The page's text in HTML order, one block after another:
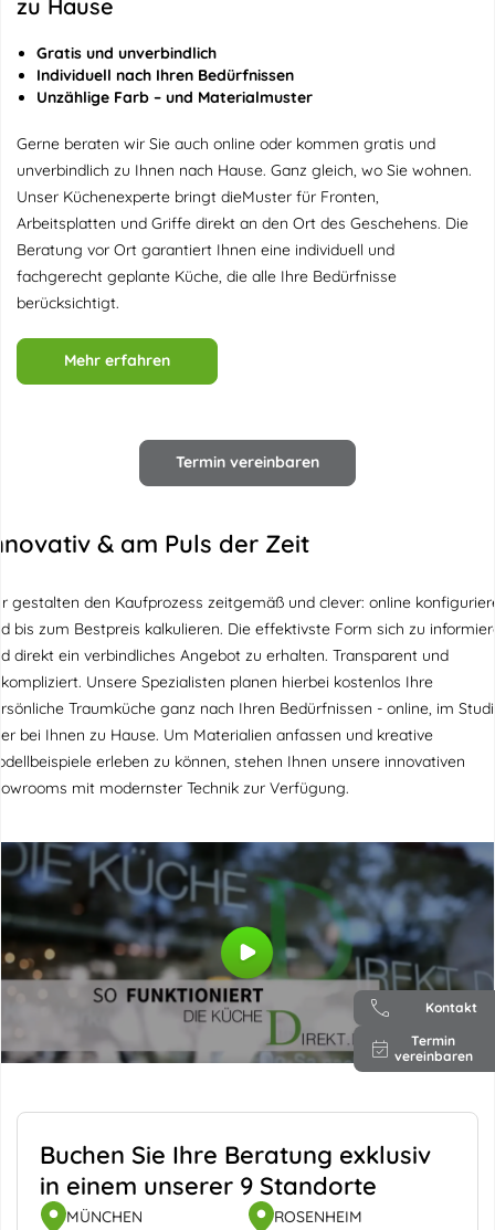
zu Hause
Gratis und unverbindlich
Individuell nach Ihren Bedürfnissen
Unzählige Farb – und Materialmuster
Gerne beraten wir Sie auch online oder kommen gratis und
unverbindlich zu Ihnen nach Hause. Ganz gleich, wo Sie wohnen.
Unser Küchenexperte bringt dieMuster für Fronten,
Arbeitsplatten und Griffe direkt an den Ort des Geschehens. Die
Beratung vor Ort garantiert Ihnen eine individuell und
fachgerecht geplante Küche, die alle Ihre Bedürfnisse
berücksichtigt.
Mehr erfahren
Termin vereinbaren
& am Puls der Zeit
gestalten den Kaufprozess zeitgemäß und clever: online
bis zum Bestpreis kalkulieren. Die effektivste Form sich zu
direkt ein verbindliches Angebot zu erhalten. Transparent und
Unsere Spezialisten planen hierbei kostenlos Ihre
Traumküche ganz nach Ihren Bedürfnissen - online, im
bei Ihnen zu Hause. Um Materialien anfassen und kreative
erleben zu können, stehen Ihnen unsere innovativen
mit modernster Technik zur Verfügung.
Buchen Sie Ihre Beratung exklusiv
in einem unserer 9 Standorte
MÜNCHEN
ROSENHEIM
Kontakt
Termin
vereinbaren